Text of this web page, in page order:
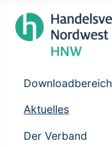
Downloadbereich
Aktuelles
Der Verband